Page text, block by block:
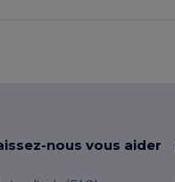
nous vous aider